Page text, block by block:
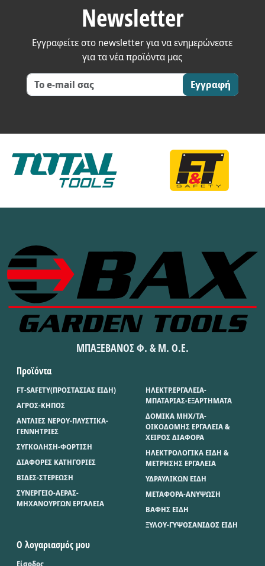
Newsletter
Εγγραφείτε στο newsletter για να ενημερώνεστε
για τα νέα προϊόντα μας
Εγγραφή
ΜΠΑΞΕΒΑΝΟΣ Φ. & Μ. Ο.Ε.
Προϊόντα
FT-SAFETY(ΠΡΟΣΤΑΣΙΑΣ ΕΙΔΗ)
ΑΓΡΟΣ-ΚΗΠΟΣ
ΑΝΤΛΙΕΣ ΝΕΡΟΥ-ΠΛΥΣΤΙΚΑ-
ΓΕΝΝΗΤΡΙΕΣ
ΣΥΓΚΟΛΗΣΗ-ΦΟΡΤΙΣΗ
ΔΙΑΦΟΡΕΣ ΚΑΤΗΓΟΡΙΕΣ
ΒΙΔΕΣ-ΣΤΕΡΕΩΣΗ
ΣΥΝΕΡΓΕΙΟ-ΑΕΡΑΣ-
ΜΗΧΑΝΟΥΡΓΩΝ ΕΡΓΑΛΕΙΑ
ΗΛΕΚΤΡ.ΕΡΓΑΛΕΙΑ-
ΜΠΑΤΑΡΙΑΣ-ΕΞΑΡΤΗΜΑΤΑ
ΔΟΜΙΚΑ ΜΗΧ/ΤΑ-
ΟΙΚΟΔΟΜΗΣ ΕΡΓΑΛΕΙΑ &
ΧΕΙΡΟΣ ΔΙΑΦΟΡΑ
ΗΛΕΚΤΡΟΛΟΓΙΚΑ ΕΙΔΗ &
ΜΕΤΡΗΣΗΣ ΕΡΓΑΛΕΙΑ
ΥΔΡΑΥΛΙΚΩΝ ΕΙΔΗ
ΜΕΤΑΦΟΡΑ-ΑΝΥΨΩΣΗ
ΒΑΦΗΣ ΕΙΔΗ
ΞΥΛΟΥ-ΓΥΨΟΣΑΝΙΔΟΣ ΕΙΔΗ
Ο λογαριασμός μου